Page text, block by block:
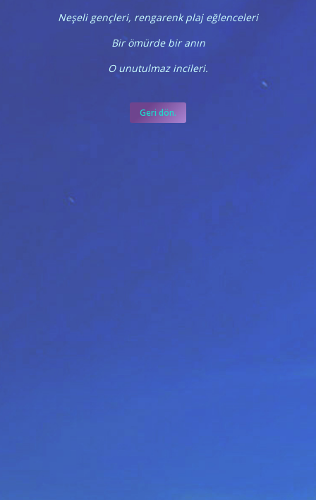
Neşeli gençleri, rengarenk plaj eğlenceleri
Bir ömürde bir anın
O unutulmaz incileri.
Geri dön.